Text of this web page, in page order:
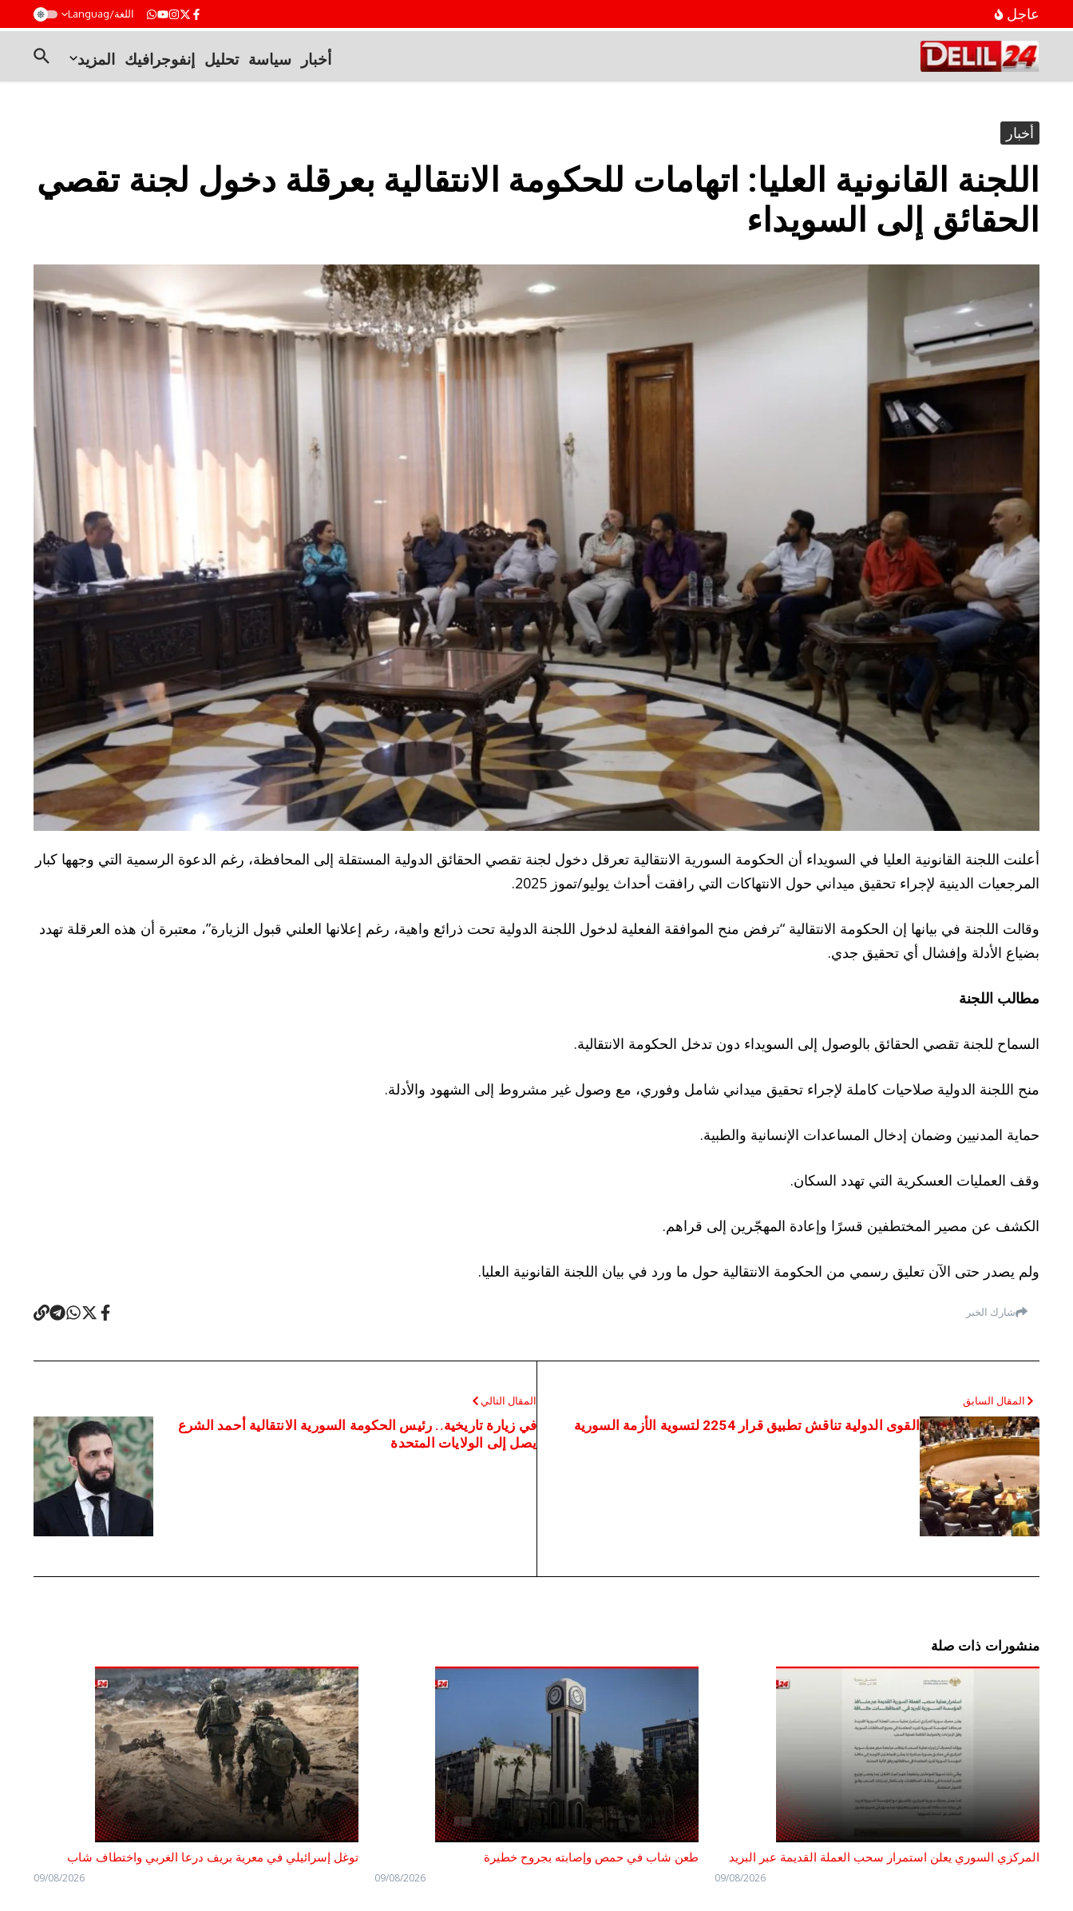
عاجل اللغة/Languag
أخبار سياسة تحليل إنفوجرافيك المزيد
أخبار
اللجنة القانونية العليا: اتهامات للحكومة الانتقالية بعرقلة دخول لجنة تقصي
الحقائق إلى السويداء
أعلنت اللجنة القانونية العليا في السويداء أن الحكومة السورية الانتقالية تعرقل دخول لجنة تقصي الحقائق الدولية المستقلة إلى المحافظة، رغم الدعوة الرسمية التي وجهها كبار
المرجعيات الدينية لإجراء تحقيق ميداني حول الانتهاكات التي رافقت أحداث يوليو/تموز 2025.
وقالت اللجنة في بيانها إن الحكومة الانتقالية “ترفض منح الموافقة الفعلية لدخول اللجنة الدولية تحت ذرائع واهية، رغم إعلانها العلني قبول الزيارة”، معتبرة أن هذه العرقلة تهدد
بضياع الأدلة وإفشال أي تحقيق جدي.
مطالب اللجنة
السماح للجنة تقصي الحقائق بالوصول إلى السويداء دون تدخل الحكومة الانتقالية.
منح اللجنة الدولية صلاحيات كاملة لإجراء تحقيق ميداني شامل وفوري، مع وصول غير مشروط إلى الشهود والأدلة.
حماية المدنيين وضمان إدخال المساعدات الإنسانية والطبية.
وقف العمليات العسكرية التي تهدد السكان.
الكشف عن مصير المختطفين قسرًا وإعادة المهجّرين إلى قراهم.
ولم يصدر حتى الآن تعليق رسمي من الحكومة الانتقالية حول ما ورد في بيان اللجنة القانونية العليا.
شارك الخبر
المقال السابق
القوى الدولية تناقش تطبيق قرار 2254 لتسوية الأزمة السورية
المقال التالي
في زيارة تاريخية.. رئيس الحكومة السورية الانتقالية أحمد الشرع
يصل إلى الولايات المتحدة
منشورات ذات صلة
المركزي السوري يعلن استمرار سحب العملة القديمة عبر البريد
09/08/2026
طعن شاب في حمص وإصابته بجروح خطيرة
09/08/2026
توغل إسرائيلي في معرية بريف درعا الغربي واختطاف شاب
09/08/2026